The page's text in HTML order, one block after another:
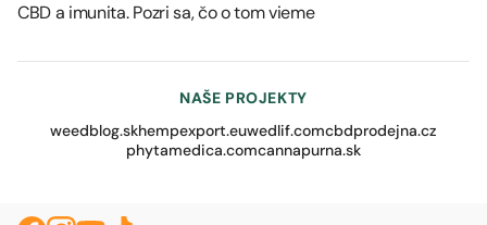
CBD a imunita. Pozri sa, čo o tom vieme
NAŠE PROJEKTY
weedblog.skhempexport.euwedlif.comcbdprodejna.cz
phytamedica.comcannapurna.sk